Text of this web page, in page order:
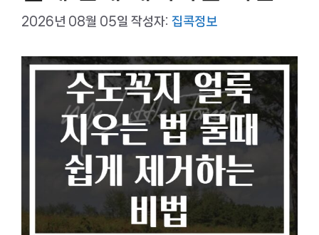
2026년 08월 05일 작성자: 집콕정보